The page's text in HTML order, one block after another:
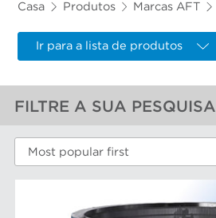
Casa Produtos Marcas AFT
Ir para a lista de produtos
FILTRE A SUA PESQUISA
FILTROS APLICADOS
Depuradores Max
MAIS FILTROS
Most popular first